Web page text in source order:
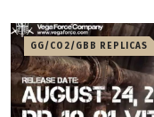
GG/CO2/GBB REPLICAS